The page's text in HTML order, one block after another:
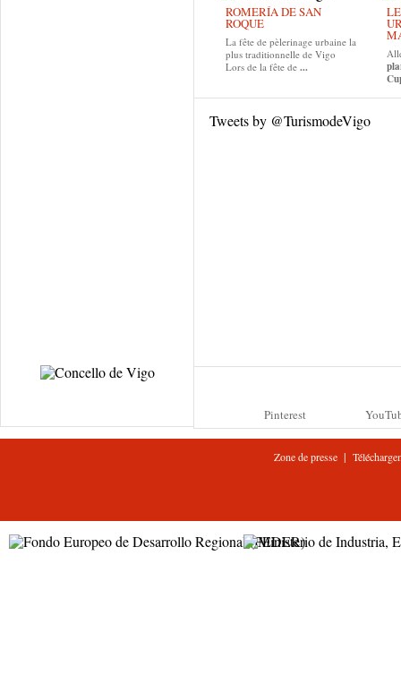
ROMERÍA DE SAN
ROQUE
La fête de pèlerinage urbaine la
plus traditionnelle de Vigo
Lors de la fête de ...
Tweets by @TurismodeVigo
Pinterest
Zone de presse |